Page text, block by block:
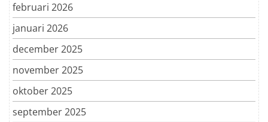
februari 2026
januari 2026
december 2025
november 2025
oktober 2025
september 2025